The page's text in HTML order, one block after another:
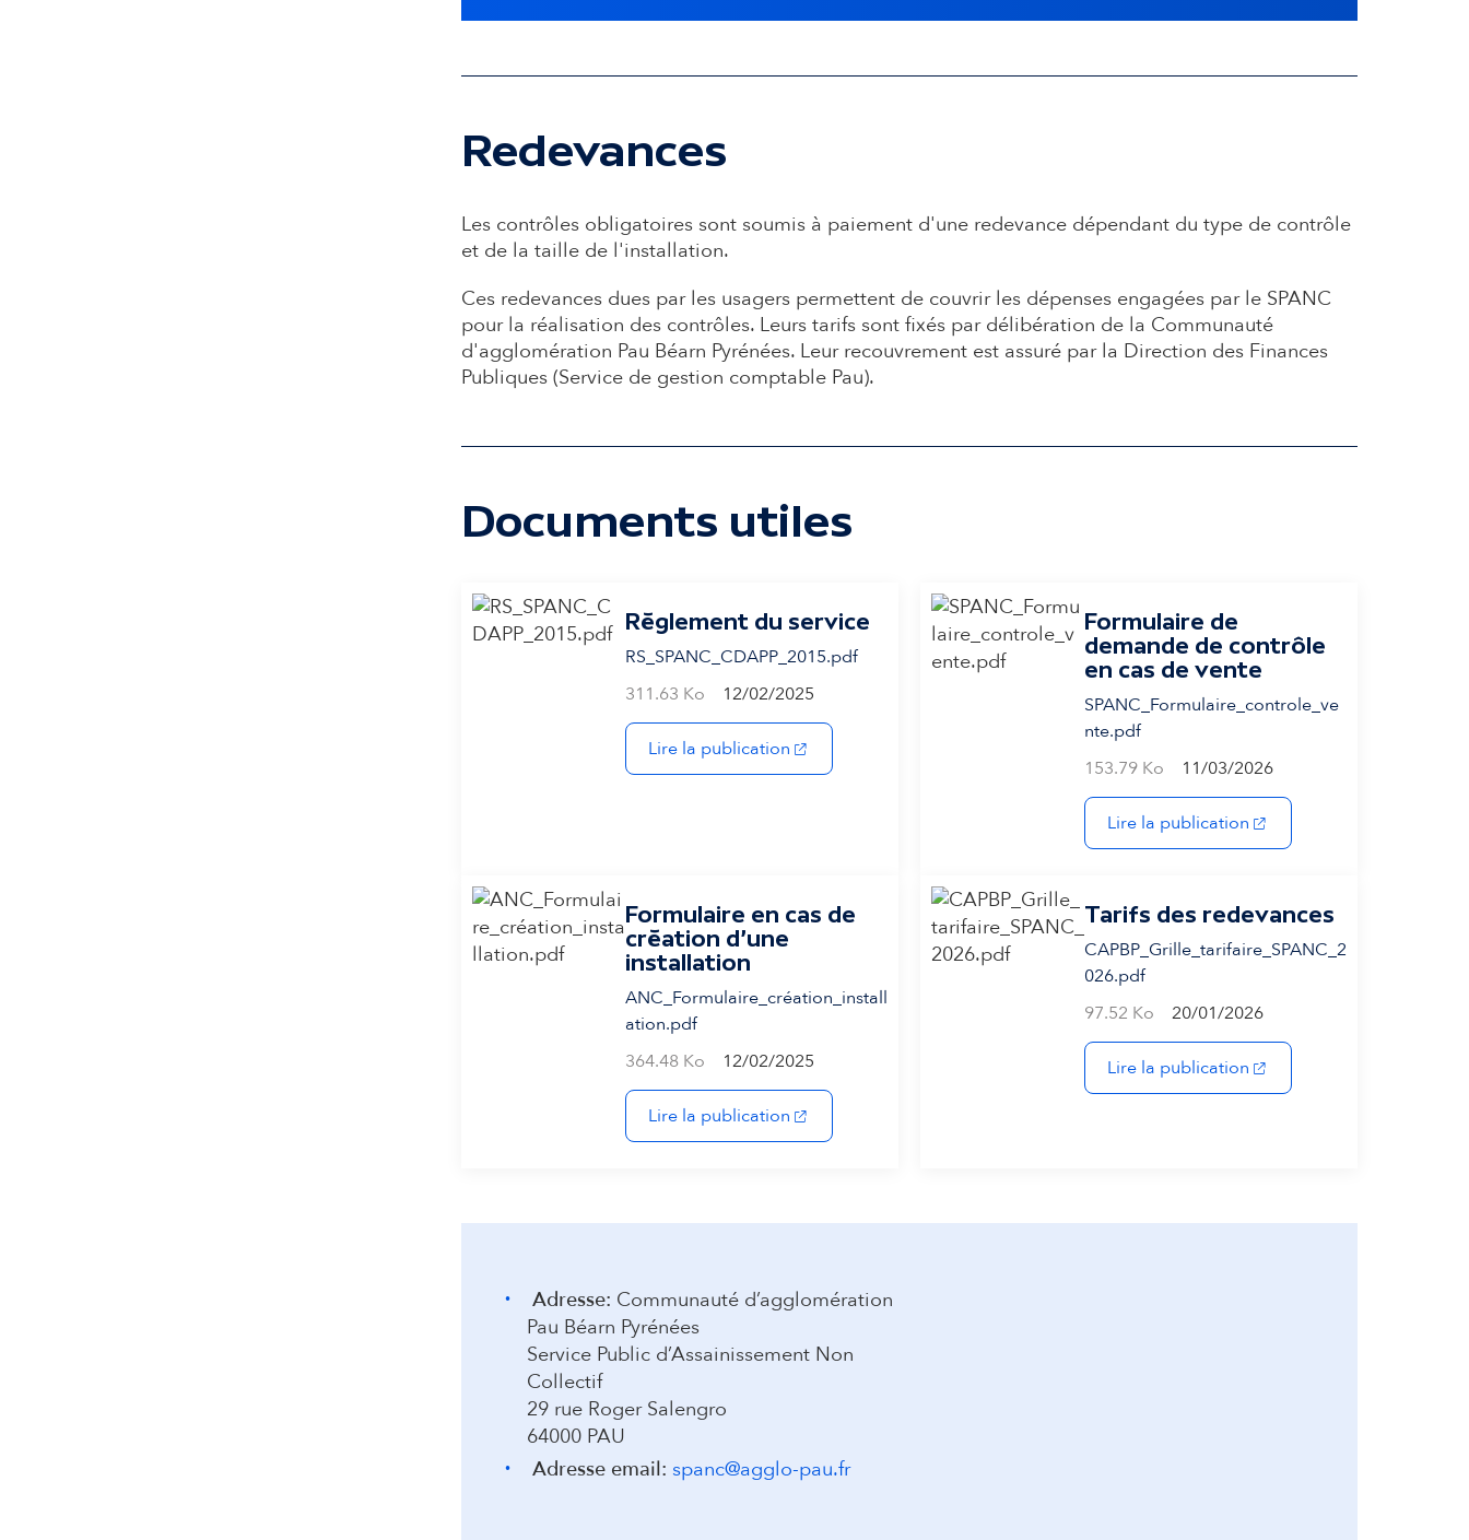
Redevances
Les contrôles obligatoires sont soumis à paiement d'une redevance dépendant du type de contrôle
et de la taille de l'installation.
Ces redevances dues par les usagers permettent de couvrir les dépenses engagées par le SPANC
pour la réalisation des contrôles. Leurs tarifs sont fixés par délibération de la Communauté
d'agglomération Pau Béarn Pyrénées. Leur recouvrement est assuré par la Direction des Finances
Publiques (Service de gestion comptable Pau).
Documents utiles
Règlement du service
RS_SPANC_CDAPP_2015.pdf
311.63 Ko
12/02/2025
Lire la publication (s'ouvre dans un nouvel onglet)
Formulaire de
demande de contrôle
en cas de vente
SPANC_Formulaire_controle_ve
nte.pdf
153.79 Ko
11/03/2026
Lire la publication (s'ouvre dans un nouvel
Formulaire en cas de
création d'une
installation
ANC_Formulaire_création_install
ation.pdf
364.48 Ko
12/02/2025
Lire la publication (s'ouvre dans un nouvel onglet)
Tarifs des redevances
CAPBP_Grille_tarifaire_SPANC_2
026.pdf
97.52 Ko
20/01/2026
Lire la publication (s'ouvre dans un nouvel
Adresse: Communauté d’agglomération
Pau Béarn Pyrénées
Service Public d’Assainissement Non
Collectif
29 rue Roger Salengro
64000 PAU
Adresse email: spanc@agglo-pau.fr